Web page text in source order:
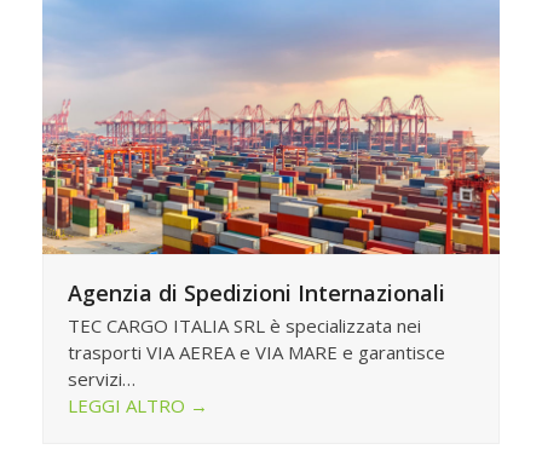
Agenzia di Spedizioni Internazionali
TEC CARGO ITALIA SRL è specializzata nei
trasporti VIA AEREA e VIA MARE e garantisce
servizi…
LEGGI ALTRO →